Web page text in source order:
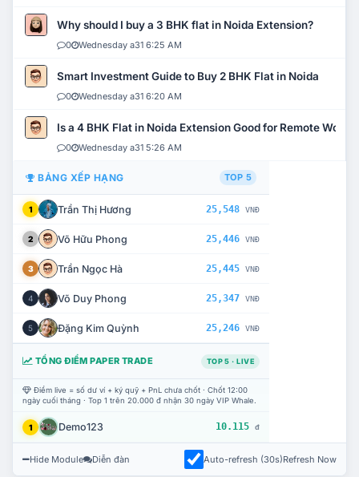
Why should I buy a 3 BHK flat in Noida Extension?
0 Wednesday a31 6:25 AM
Smart Investment Guide to Buy 2 BHK Flat in Noida
0 Wednesday a31 6:20 AM
Is a 4 BHK Flat in Noida Extension Good for Remote Work?
0 Wednesday a31 5:26 AM
BẢNG XẾP HẠNG TOP 5
1 Trần Thị Hương 25,548 VNĐ
2 Võ Hữu Phong 25,446 VNĐ
3 Trần Ngọc Hà 25,445 VNĐ
4 Võ Duy Phong 25,347 VNĐ
5 Đặng Kim Quỳnh 25,246 VNĐ
TỔNG ĐIỂM PAPER TRADE TOP 5 · LIVE
Điểm live = số dư ví + ký quỹ + PnL chưa chốt · Chốt 12:00
ngày cuối tháng · Top 1 trên 20.000 đ nhận 30 ngày VIP Whale.
1 Demo123 10.115 đ
Hide Module Diễn đàn Auto-refresh (30s)Refresh Now